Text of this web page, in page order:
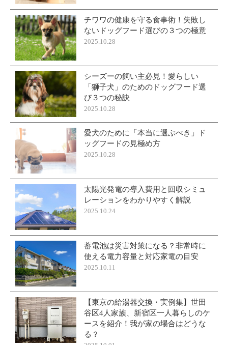
チワワの健康を守る食事術！失敗し
ないドッグフード選びの３つの極意
2025.10.28
シーズーの飼い主必見！愛らしい
「獅子犬」のためのドッグフード選
び３つの秘訣
2025.10.28
愛犬のために「本当に選ぶべき」ド
ッグフードの見極め方
2025.10.28
太陽光発電の導入費用と回収シミュ
レーションをわかりやすく解説
2025.10.24
蓄電池は災害対策になる？非常時に
使える電力容量と対応家電の目安
2025.10.11
【東京の給湯器交換・実例集】世田
谷区4人家族、新宿区一人暮らしのケ
ースを紹介！我が家の場合はどうな
る？